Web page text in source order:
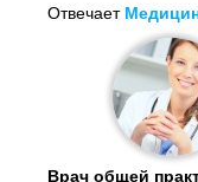
Отвечает
Врач общей